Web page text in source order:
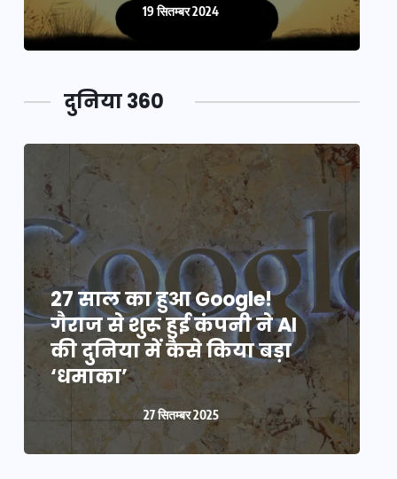
19 सितम्बर 2024
दुनिया 360
27 साल का हुआ Google!
गैराज से शुरू हुई कंपनी ने AI
की दुनिया में कैसे किया बड़ा
‘धमाका’
27 सितम्बर 2025